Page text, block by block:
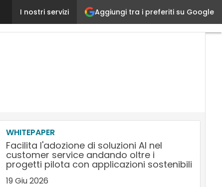
Aggiungi tra i preferiti su Google
I nostri servizi
6 strategie per costruire un brand di successo sui
WHITEPAPER
Facilita l'adozione di soluzioni AI nel
customer service andando oltre i
progetti pilota con applicazioni sostenibili
19 Giu 2026